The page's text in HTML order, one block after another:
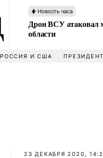
Новость часа
Дрон ВСУ атаковал
области
РОССИЯ И США
23 ДЕКАБРЯ 2020,